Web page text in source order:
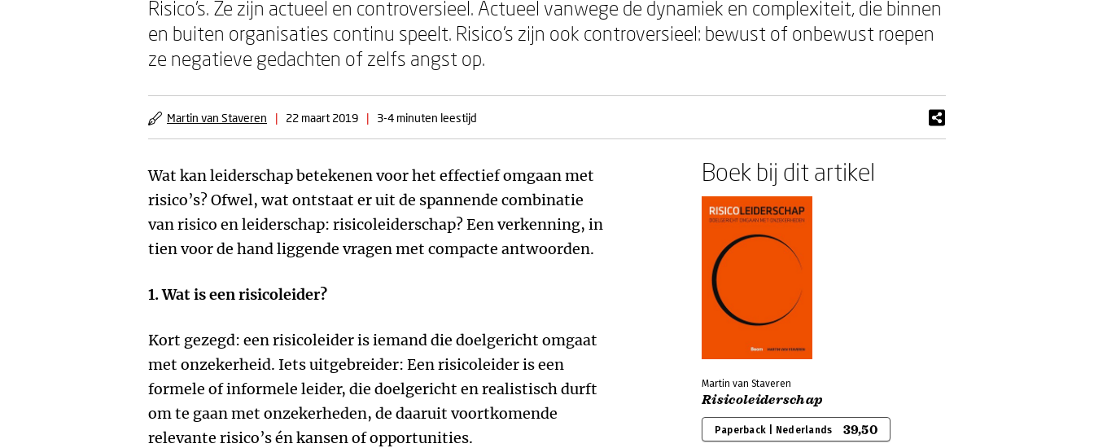
Risico’s. Ze zijn actueel en controversieel. Actueel vanwege de dynamiek en complexiteit, die binnen
en buiten organisaties continu speelt. Risico’s zijn ook controversieel: bewust of onbewust roepen
ze negatieve gedachten of zelfs angst op.
Martin van Staveren | 22 maart 2019 | 3-4 minuten leestijd
Wat kan leiderschap betekenen voor het effectief omgaan met
risico’s? Ofwel, wat ontstaat er uit de spannende combinatie
van risico en leiderschap: risicoleiderschap? Een verkenning, in
tien voor de hand liggende vragen met compacte antwoorden.
1. Wat is een risicoleider?
Kort gezegd: een risicoleider is iemand die doelgericht omgaat
met onzekerheid. Iets uitgebreider: Een risicoleider is een
formele of informele leider, die doelgericht en realistisch durft
om te gaan met onzekerheden, de daaruit voortkomende
relevante risico’s én kansen of opportunities.
Boek bij dit artikel
Martin van Staveren
Risicoleiderschap
Paperback | Nederlands 39,50